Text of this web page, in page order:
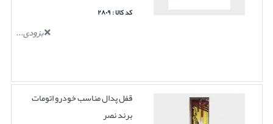
کد کالا : ۲۸۰۹
بزودی...
قفل پدال مناسب خودرو اتومات
برند نصر